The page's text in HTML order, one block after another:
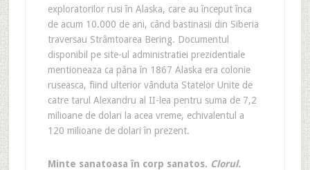
exploratorilor rusi în Alaska, care au început înca
de acum 10.000 de ani, când bastinasii din Siberia
traversau Strâmtoarea Bering. Documentul
disponibil pe site-ul administratiei prezidentiale
mentioneaza ca pâna în 1867 Alaska era colonie
ruseasca, fiind ulterior vânduta Statelor Unite de
catre tarul Alexandru al II-lea pentru suma de 7,2
milioane de dolari la acea vreme, echivalentul a
120 milioane de dolari în prezent.
Minte sanatoasa în corp sanatos. Clorul.